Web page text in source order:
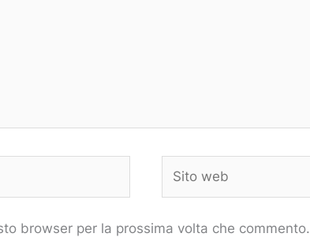
web
browser per la prossima volta che commento.